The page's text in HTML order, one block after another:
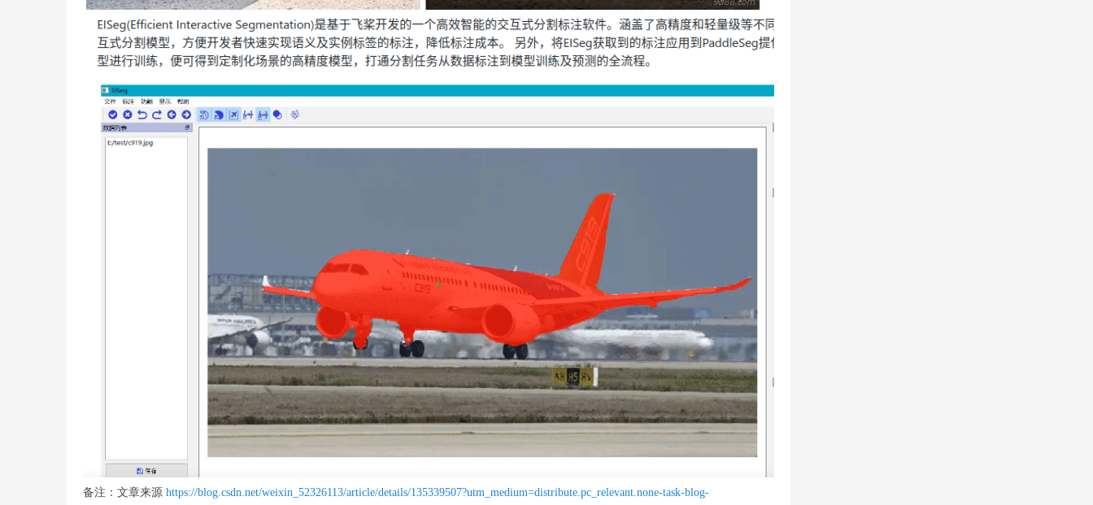
备注：文章来源 https://blog.csdn.net/weixin_52326113/article/details/135339507?utm_medium=distribute.pc_relevant.none-task-blog-